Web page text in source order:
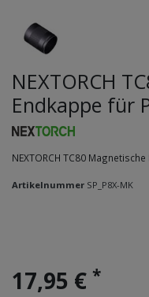
NEXTORCH
Endkappe für
NEXTORCH TC80
Artikelnummer SP_P8X-MK
17,95 € *